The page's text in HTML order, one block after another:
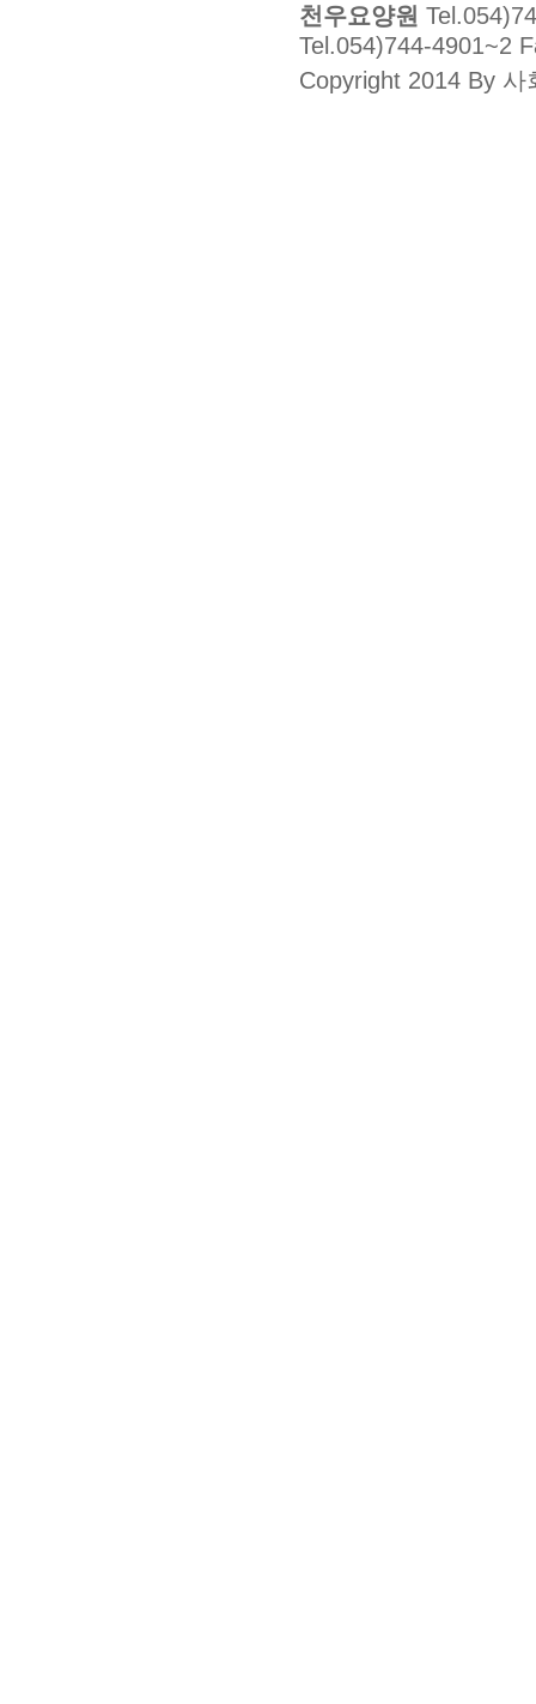
천우요양원
Tel.054)744-4901~2
Copyright 2014 By